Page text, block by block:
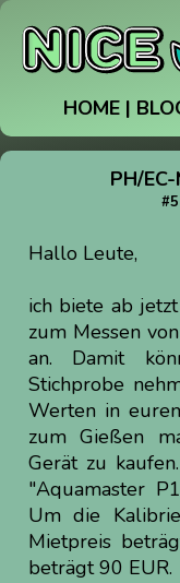
HOME |
PH/
Hallo Leute,
ich biete ab
zum Messen
an. Damit
Stichprobe
Werten in
zum Gießen
Gerät zu
"Aquamaster
Um die
Mietpreis
beträgt 90 EUR.